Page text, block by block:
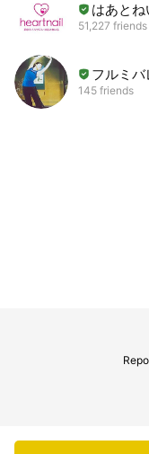
はあとね
51,227 friends
フルミバ
145 friends